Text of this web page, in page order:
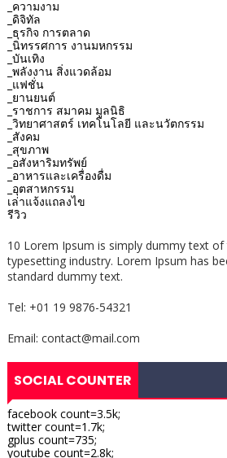
_ความงาม
_ดิจิทัล
_ธุรกิจ การตลาด
_นิทรรศการ งานมหกรรม
_บันเทิง
_พลังงาน สิ่งแวดล้อม
_แฟชั่น
_ยานยนต์
_ราชการ สมาคม มูลนิธิ
_วิทยาศาสตร์ เทคโนโลยี และนวัตกรรม
_สังคม
_สุขภาพ
_อสังหาริมทรัพย์
_อาหารและเครื่องดื่ม
_อุตสาหกรรม
เล่าแจ้งแถลงไข
รีวิว
10 Lorem Ipsum is simply dummy text of
typesetting industry. Lorem Ipsum has
standard dummy text.
Tel: +01 19 9876-54321
Email: contact@mail.com
SOCIAL COUNTER
facebook count=3.5k;
twitter count=1.7k;
gplus count=735;
youtube count=2.8k;